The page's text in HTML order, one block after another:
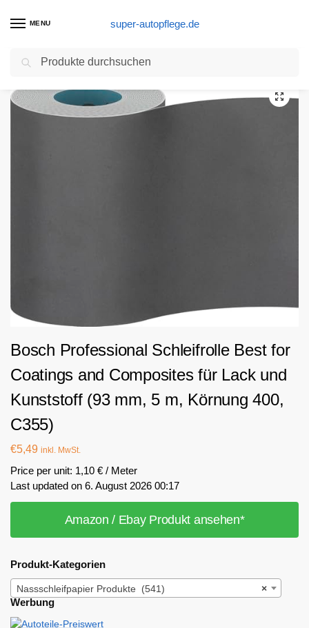
MENU super-autopflege.de
Start Nassschleifpapier Produkte /
Bosch Professional Schleifrolle Best for
Coatings and Composites für Lack und
Kunststoff (93 mm, 5 m, Körnung 400,
C355)
€5,49 inkl. MwSt.
Price per unit: 1,10 € / Meter
Last updated on 6. August 2026 00:17
Amazon / Ebay Produkt ansehen*
Produkt-Kategorien
×
Nassschleifpapier Produkte (541)
Werbung